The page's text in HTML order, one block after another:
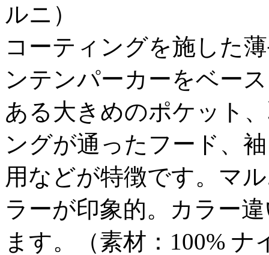
ルニ）
コーティングを施した
ンテンパーカーをベー
ある大きめのポケット
ングが通ったフード、
用などが特徴です。マ
ラーが印象的。カラー
ます。（素材：100% ナ